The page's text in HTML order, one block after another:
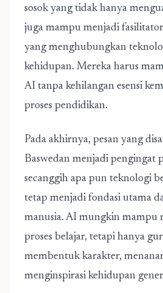
sosok yang tidak hanya
juga mampu menjadi
yang menghubungkan
kehidupan. Mereka harus
AI tanpa kehilangan esensi
proses pendidikan.
Pada akhirnya, pesan yang
Baswedan menjadi pengingat
secanggih apa pun teknologi
tetap menjadi fondasi utama
manusia. AI mungkin mampu
proses belajar, tetapi hanya
membentuk karakter,
menginspirasi kehidupan